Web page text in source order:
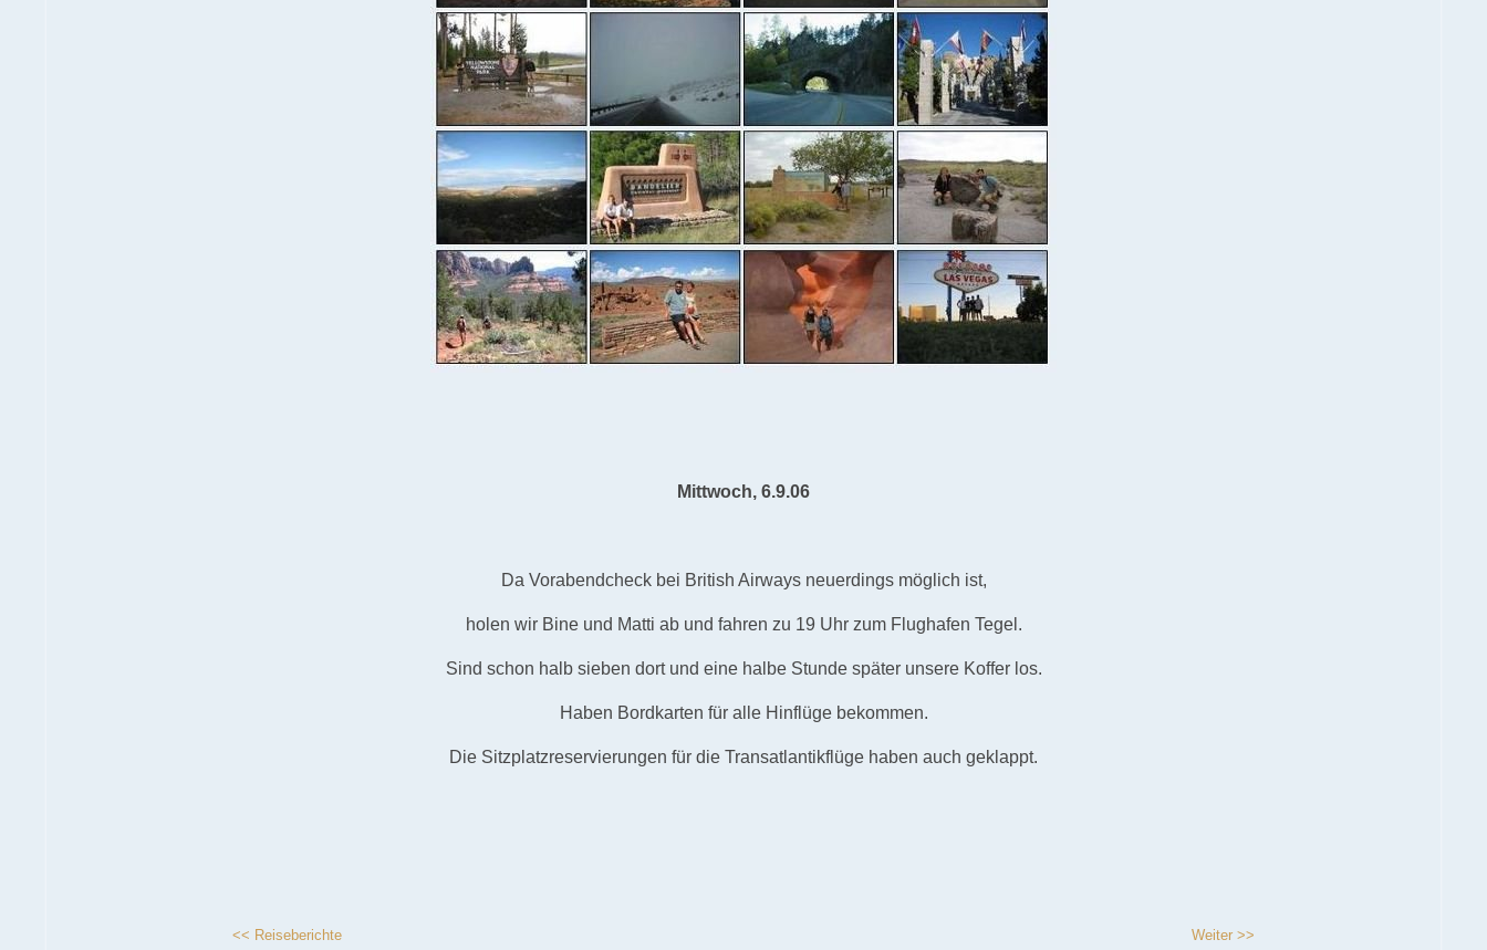
Mittwoch, 6.9.06
Da Vorabendcheck bei British Airways neuerdings möglich ist,
holen wir Bine und Matti ab und fahren zu 19 Uhr zum Flughafen Tegel.
Sind schon halb sieben dort und eine halbe Stunde später unsere Koffer los.
Haben Bordkarten für alle Hinflüge bekommen.
Die Sitzplatzreservierungen für die Transatlantikflüge haben auch geklappt.
<< Reiseberichte Weiter >>